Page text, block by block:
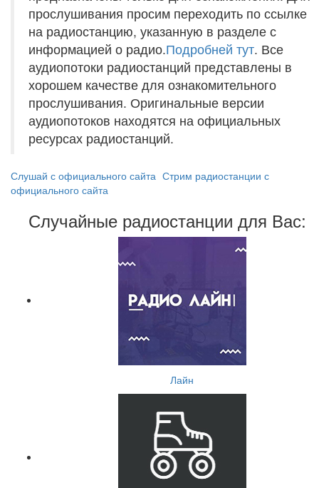
прослушивания просим переходить по ссылке
на радиостанцию, указанную в разделе с
информацией о радио.Подробней тут. Все
аудиопотоки радиостанций представлены в
хорошем качестве для ознакомительного
прослушивания. Оригинальные версии
аудиопотоков находятся на официальных
ресурсах радиостанций.
Слушай с официального сайта Стрим радиостанции с
официального сайта
Случайные радиостанции для Вас:
Лайн